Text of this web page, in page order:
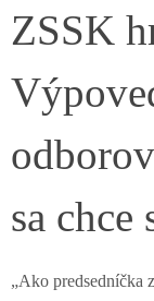
ZSSK
sa chce
„Ako predsedníčka